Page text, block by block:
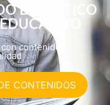
DIDÁCTICO
contenidos
CONTENIDOS